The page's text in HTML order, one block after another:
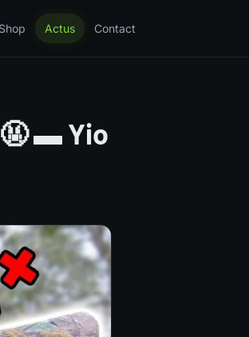
Shop Actus Contact
🤬 ▬ Yio